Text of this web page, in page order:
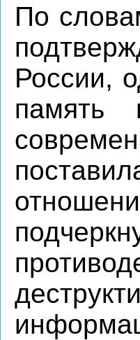
По
России,
память